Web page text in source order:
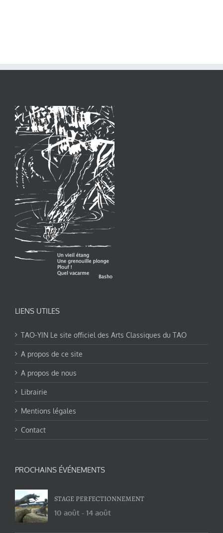
LIENS UTILES
TAO-YIN Le site officiel des Arts Classiques du TAO
A propos de ce site
A propos de nous
Librairie
Mentions légales
Contact
PROCHAINS ÉVÉNEMENTS
STAGE PERFECTIONNEMENT
10 août - 14 août